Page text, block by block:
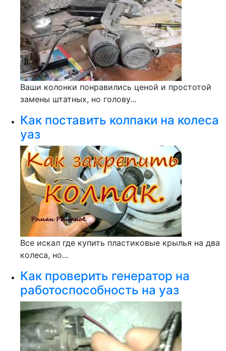
Ваши колонки понравились ценой и простотой
замены штатных, но голову...
Как поставить колпаки на колеса
уаз
Все искал где купить пластиковые крылья на два
колеса, но...
Как проверить генератор на
работоспособность на уаз